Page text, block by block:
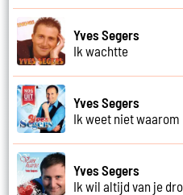
Yves Segers
Ik wachtte
Yves Segers
Ik weet niet waarom
Yves Segers
Ik wil altijd van je